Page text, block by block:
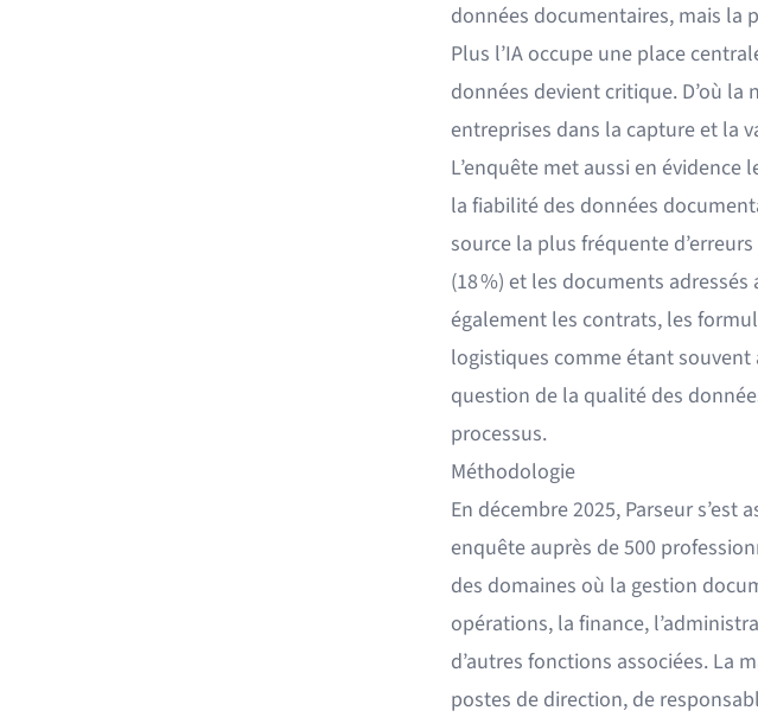
données documentaires, mais la
Plus l’IA occupe une place
données devient critique. D’où la
entreprises dans la capture et la
L’enquête met aussi en
la fiabilité des données
source la plus fréquente
(18 %) et les documents
également les contrats, les
logistiques comme étant souvent
question de la qualité des
processus.
Méthodologie
En décembre 2025, Parseur
enquête auprès de 500
des domaines où la gestion
opérations, la finance,
d’autres fonctions associées. La
postes de direction, de